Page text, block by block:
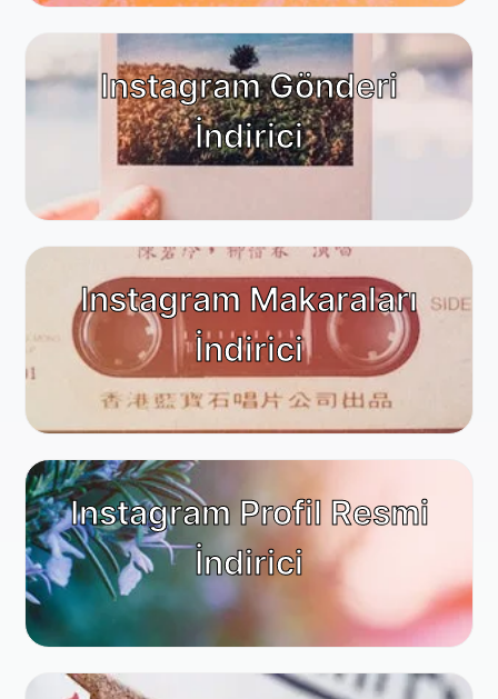
Instagram Gönderi
İndirici
Instagram Makaraları
İndirici
Instagram Profil Resmi
İndirici